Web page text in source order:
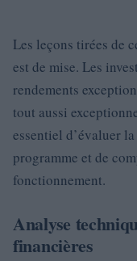
Les leçons tirées de
est de mise. Les
rendements
tout aussi
essentiel d’évaluer
programme et de
fonctionnement.
Analyse
financières